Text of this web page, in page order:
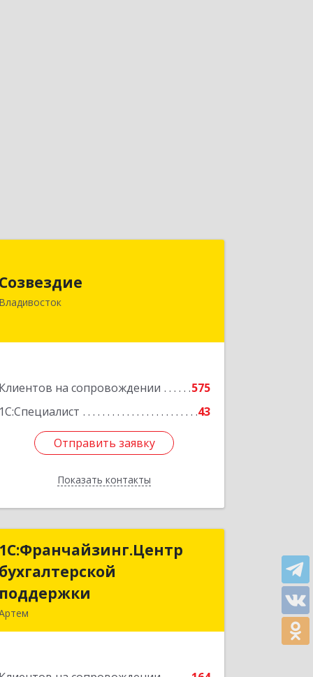
Созвездие
Владивосток
Клиентов на сопровождении
575
1С:Специалист
43
Отправить заявку
Показать контакты
Владивосток г, Тухачевского ул, дом
Отправить заявку
Назад
1С:Франчайзинг.Центр
бухгалтерской
поддержки
1С:Франчайзинг.Центр
бухгалтерской